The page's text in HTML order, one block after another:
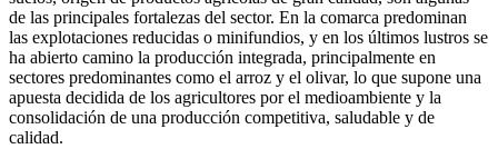
de las principales fortalezas del sector. En la comarca predominan
las explotaciones reducidas o minifundios, y en los últimos lustros se
ha abierto camino la producción integrada, principalmente en
sectores predominantes como el arroz y el olivar, lo que supone una
apuesta decidida de los agricultores por el medioambiente y la
consolidación de una producción competitiva, saludable y de
calidad.